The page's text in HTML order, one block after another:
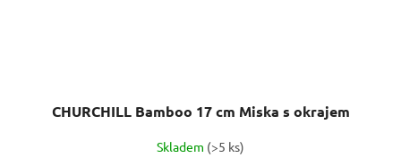
CHURCHILL Bamboo 17 cm Miska s okrajem
Skladem (>5 ks)